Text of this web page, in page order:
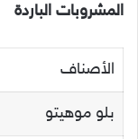
المشروبات الباردة
الأصناف
بلو موهيتو